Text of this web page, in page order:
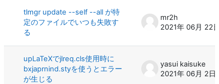
tlmgr update --self --all が特
定のファイルでいつも失敗す
る
mr2h
2021年 06月 22
upLaTeXでjlreq.cls使用時に
bxjaprnind.styを使うとエラー
が生じる
yasui kaisuke
2021年 06月 2日